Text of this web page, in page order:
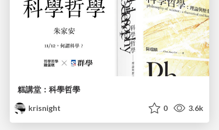
糕講堂：科學哲學
krisnight
0 3.6k